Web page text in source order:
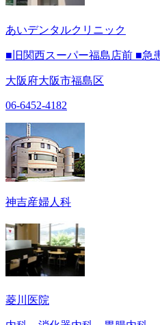
あいデンタルクリニック
■旧関西スーパー福島店前 ■急
大阪府大阪市福島区
06-6452-4182
神吉産婦人科
菱川医院